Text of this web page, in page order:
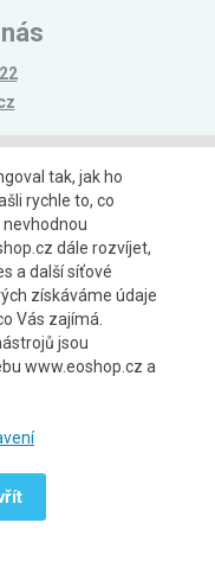
tak, jak ho
rychle to, co
dále rozvíjet,
a další síťové
získáváme údaje
Vás zajímá.
jsou
www.eoshop.cz a